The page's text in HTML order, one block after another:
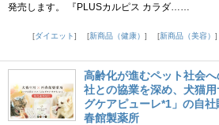
発売します。 『PLUSカルピス カラダ……
ダイエット
新商品（健康） 新商品（美容）
高齢化が進むペット社会
社との協業を深め、犬猫
グケアピューレ*1」の自
春館製薬所